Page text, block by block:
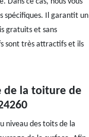
spécifiques. Il garantit un
gratuits et sans
sont très attractifs et ils
de la toiture de
niveau des toits de la